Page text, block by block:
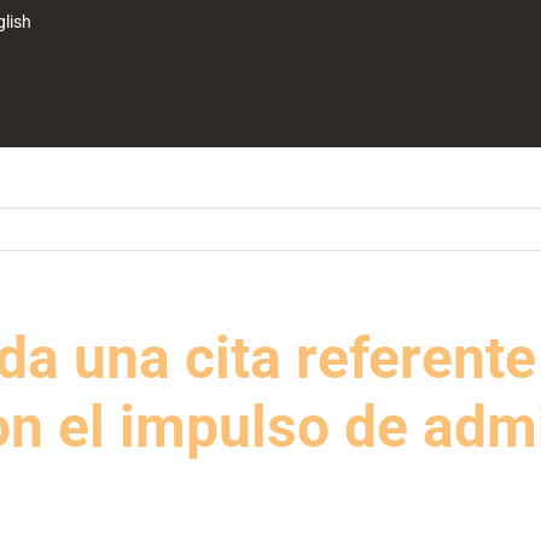
una cita
el impulso de